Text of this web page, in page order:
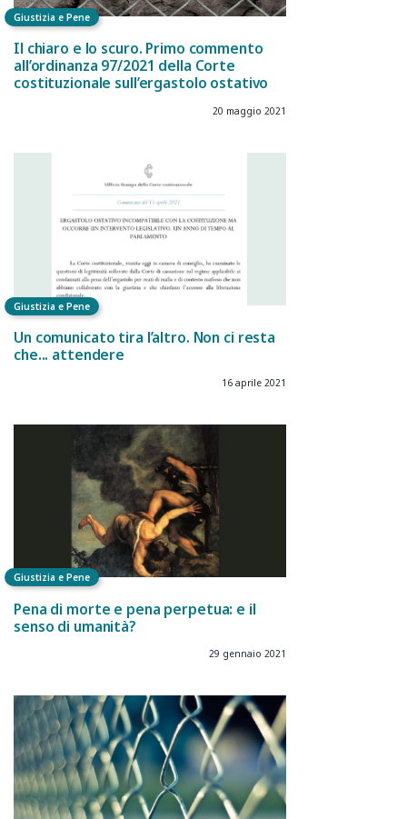
Giustizia e Pene
Il chiaro e lo scuro. Primo commento
all’ordinanza 97/2021 della Corte
costituzionale sull’ergastolo ostativo
20 maggio 2021
Giustizia e Pene
Un comunicato tira l’altro. Non ci resta
che... attendere
16 aprile 2021
Giustizia e Pene
Pena di morte e pena perpetua: e il
senso di umanità?
29 gennaio 2021